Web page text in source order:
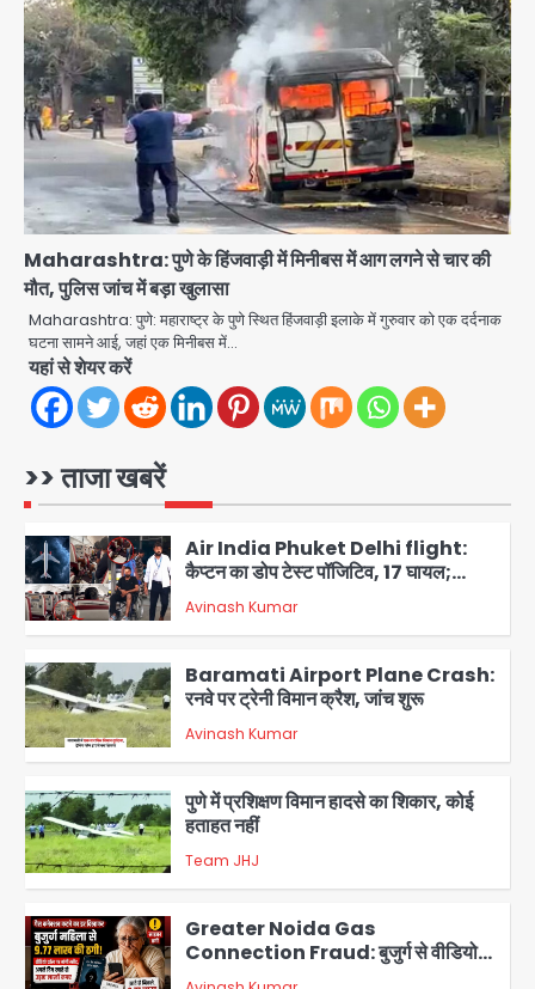
Maharashtra: पुणे के हिंजवाड़ी में मिनीबस में आग लगने से चार की
मौत, पुलिस जांच में बड़ा खुलासा
Maharashtra: पुणे: महाराष्ट्र के पुणे स्थित हिंजवाड़ी इलाके में गुरुवार को एक दर्दनाक
घटना सामने आई, जहां एक मिनीबस में…
यहां से शेयर करें
>> ताजा खबरें
3
Baramati Airport Plane Crash:
रनवे पर ट्रेनी विमान क्रैश, जांच शुरू
Avinash Kumar
4
पुणे में प्रशिक्षण विमान हादसे का शिकार, कोई
हताहत नहीं
Team JHJ
5
Greater Noida Gas
Connection Fraud: बुजुर्ग से वीडियो
कॉल पर 9.77 लाख की साइबर फ्रॉड
Avinash Kumar
1
Parshvanath Building
Shooting: सिक्योरिटी गार्ड की गोली से 17
2
कैप्टन का डोप टेस्ट पॉजिटिव, 17 घायल;
DGCA जांच जारी
Avinash Kumar
3
रनवे पर ट्रेनी विमान क्रैश, जांच शुरू
Avinash Kumar
4
हताहत नहीं
Team JHJ
5
Connection Fraud: बुजुर्ग से वीडियो
कॉल पर 9.77 लाख की साइबर फ्रॉड
Avinash Kumar